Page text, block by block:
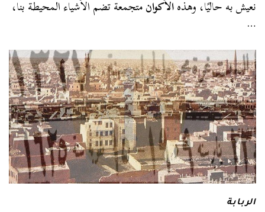
نعيش به حاليًا، وهذهالأكوانمتجمعة تضم الأشياء المحيطة بنا،
…
الربابة